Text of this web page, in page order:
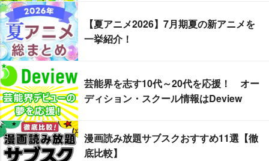
【夏アニメ2026】7月期夏の新アニメを
一挙紹介！
芸能界を志す10代～20代を応援！ オー
ディション・スクール情報はDeview
漫画読み放題サブスクおすすめ11選【徹
底比較】